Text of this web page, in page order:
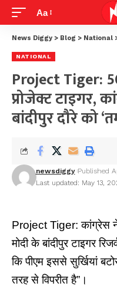
Aa
News Diggy > Blog > National
NATIONAL
Project Tiger:
प्रोजेक्ट टाइगर,
बांदीपुर दौरे को
Last updated: May 13,
newsdiggy Published
Project Tiger: कांग्रेस ने
मोदी के बांदीपुर टाइगर
कि पीएम इससे सुर्खियां
तरह से विपरीत है”।